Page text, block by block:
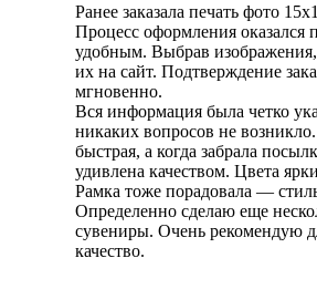
Ранее заказала печать фото
Процесс оформления оказался
удобным. Выбрав изображения,
их на сайт. Подтверждение
мгновенно.
Вся информация была четко
никаких вопросов не
быстрая, а когда забрала
удивлена качеством. Цвета
Рамка тоже порадовала —
Определенно сделаю еще
сувениры. Очень рекомендую
качество.